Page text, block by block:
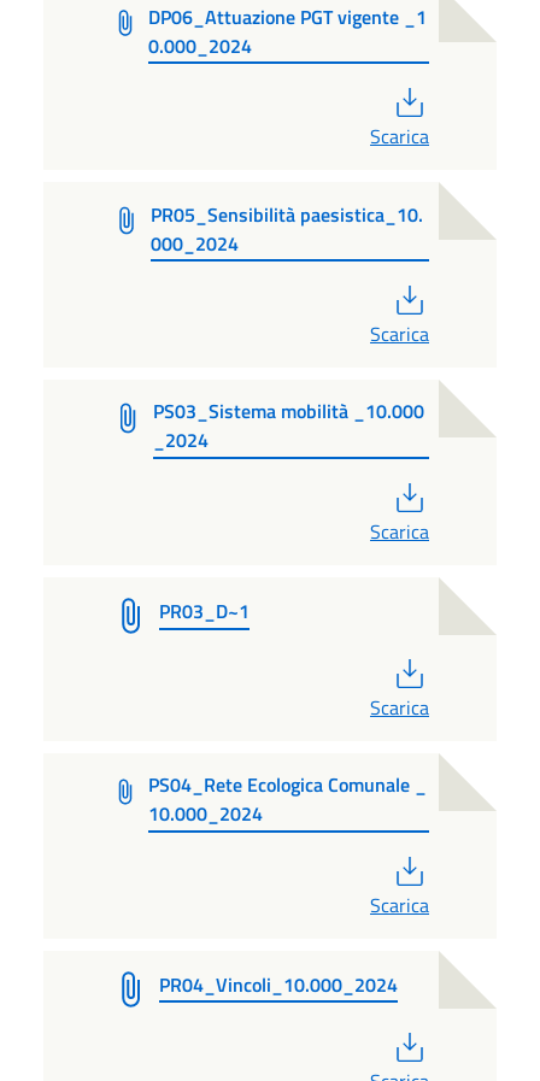
DP06_Attuazione PGT vigente _1
0.000_2024
Scarica
PR05_Sensibilità paesistica_10.
000_2024
Scarica
PS03_Sistema mobilità _10.000
_2024
Scarica
PR03_D~1
Scarica
PS04_Rete Ecologica Comunale _
10.000_2024
Scarica
PR04_Vincoli_10.000_2024